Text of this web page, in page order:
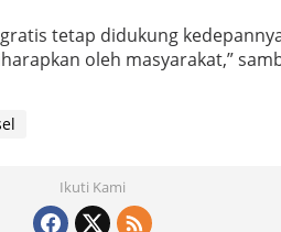
tetap didukung
oleh masyarakat,”
Ikuti Kami